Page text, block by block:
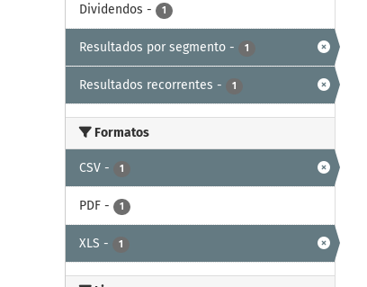
Dividendos - 1
Resultados por segmento - 1
Resultados recorrentes - 1
Formatos
CSV - 1
PDF - 1
XLS - 1